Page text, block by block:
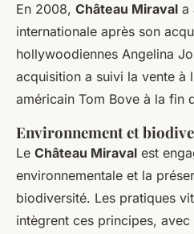
En 2008, Château Miraval a
internationale après son
hollywoodiennes Angelina
acquisition a suivi la vente à
américain Tom Bove à la fin
Environnement et
Le Château Miraval est
environnementale et la
biodiversité. Les pratiques
intègrent ces principes, avec